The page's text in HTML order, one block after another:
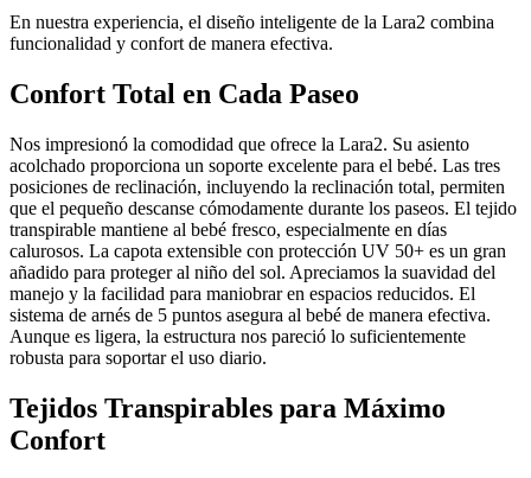
En nuestra experiencia, el diseño inteligente de la Lara2 combina
funcionalidad y confort de manera efectiva.
Confort Total en Cada Paseo
Nos impresionó la comodidad que ofrece la Lara2. Su asiento
acolchado proporciona un soporte excelente para el bebé. Las tres
posiciones de reclinación, incluyendo la reclinación total, permiten
que el pequeño descanse cómodamente durante los paseos. El tejido
transpirable mantiene al bebé fresco, especialmente en días
calurosos. La capota extensible con protección UV 50+ es un gran
añadido para proteger al niño del sol. Apreciamos la suavidad del
manejo y la facilidad para maniobrar en espacios reducidos. El
sistema de arnés de 5 puntos asegura al bebé de manera efectiva.
Aunque es ligera, la estructura nos pareció lo suficientemente
robusta para soportar el uso diario.
Tejidos Transpirables para Máximo
Confort